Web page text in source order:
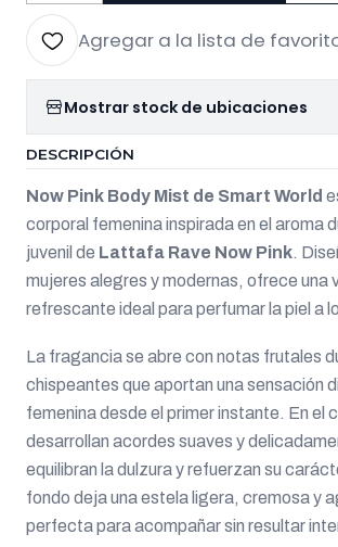
Agregar a la lista de
Mostrar stock de ubicaciones
DESCRIPCIÓN
Now Pink Body Mist de Smart World
corporal femenina inspirada en el aroma
juvenil de Lattafa Rave Now Pink.
mujeres alegres y modernas, ofrece una
refrescante ideal para perfumar la piel a
La fragancia se abre con notas frutales
chispeantes que aportan una sensación
femenina desde el primer instante. En el
desarrollan acordes suaves y
equilibran la dulzura y refuerzan su
fondo deja una estela ligera, cremosa y
perfecta para acompañar sin resultar